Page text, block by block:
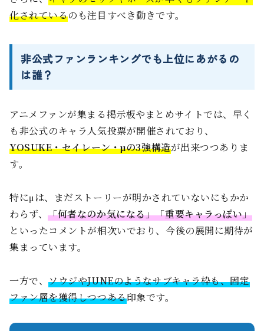
化されているのも注目すべき動きです。
非公式ファンランキングでも上位にあがるの
は誰？
アニメファンが集まる掲示板やまとめサイトでは、早く
も非公式のキャラ人気投票が開催されており、
YOSUKE・セイレーン・μの3強構造が出来つつありま
す。
特にμは、まだストーリーが明かされていないにもかか
わらず、「何者なのか気になる」「重要キャラっぽい」
といったコメントが相次いでおり、今後の展開に期待が
集まっています。
一方で、ソウジやJUNEのようなサブキャラ枠も、固定
ファン層を獲得しつつある印象です。